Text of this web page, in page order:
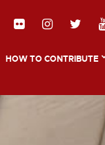
HOW TO CONTRIBUTE